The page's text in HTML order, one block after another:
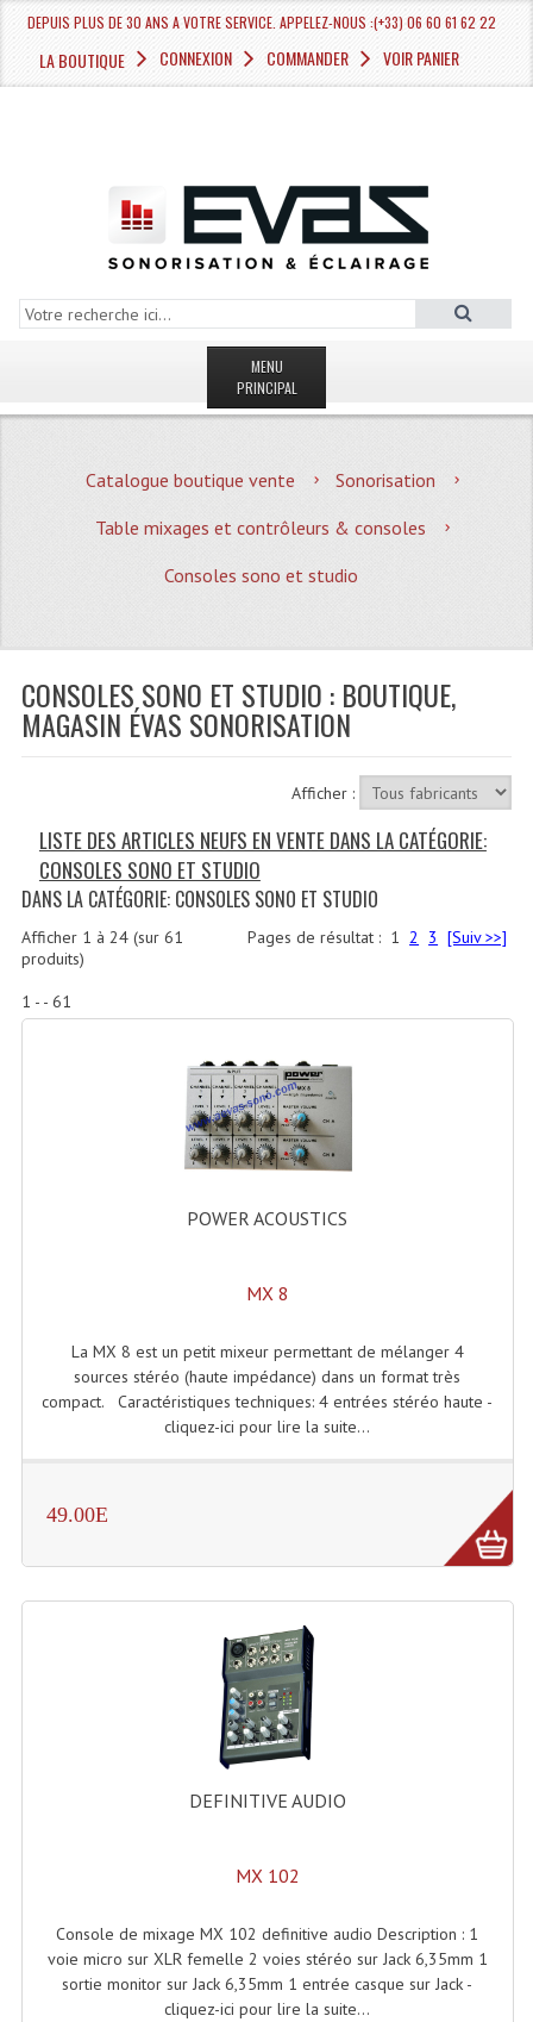
DEPUIS PLUS DE 30 ANS A VOTRE SERVICE. APPELEZ-NOUS :(+33) 06 60 61 62 22
LA BOUTIQUE CONNEXION COMMANDER VOIR PANIER
MENU
PRINCIPAL
MAGASIN
Quoi De Neuf?
Promotions
Location De Matériel
Le Matériel D´occasion
Recevoir Nos Promotions
Faire Votre Devis
CATÉGORIES
Accessoires Enceintes
Accessoires Micro, Pieds De Régie
Cellule (s)
Diamants
Amplificateurs
Amplificateurs Multi-Canaux
Egaliseur Egaliseurs
Packs Sono
Enceintes Amplifiées Actives
Enceintes, Système Amplifiés
Enceintes Passives Sono
Caissons De Basses
Enceinte Nomade Bluetooth
Catalogue boutique vente
Sonorisation
Table mixages et contrôleurs & consoles
Consoles sono et studio
CONSOLES SONO ET STUDIO : BOUTIQUE,
MAGASIN ÉVAS SONORISATION
Afficher :
LISTE DES ARTICLES NEUFS EN VENTE DANS LA CATÉGORIE:
CONSOLES SONO ET STUDIO
DANS LA CATÉGORIE: CONSOLES SONO ET STUDIO
Pages de résultat : 1 2 3 [Suiv >>]
Afficher 1 à 24(sur 61
produits)
1 - - 61
POWER ACOUSTICS
MX 8
La MX 8 est un petit mixeur permettant de mélanger 4
sources stéréo (haute impédance) dans un format très
compact. Caractéristiques techniques: 4 entrées stéréo haute -
cliquez-ici pour lire la suite...
49.00E
DEFINITIVE AUDIO
MX 102
Console de mixage MX 102 definitive audio Description : 1
voie micro sur XLR femelle 2 voies stéréo sur Jack 6,35mm 1
sortie monitor sur Jack 6,35mm 1 entrée casque sur Jack -
cliquez-ici pour lire la suite...